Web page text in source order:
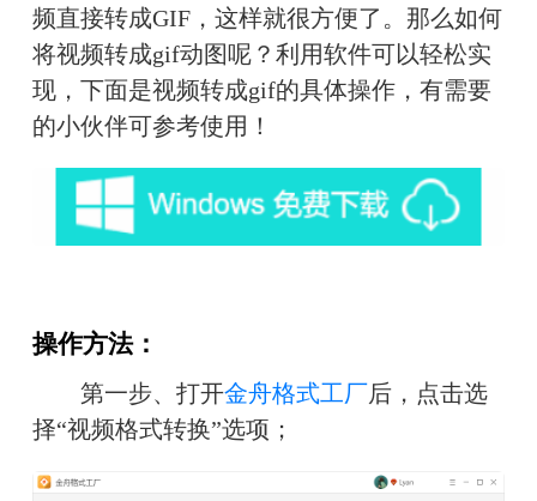
频直接转成GIF，这样就很方便了。那么如何
将视频转成gif动图呢？利用软件可以轻松实
现，下面是视频转成gif的具体操作，有需要
的小伙伴可参考使用！
操作方法：
第一步、打开金舟格式工厂后，点击选
择“视频格式转换”选项；